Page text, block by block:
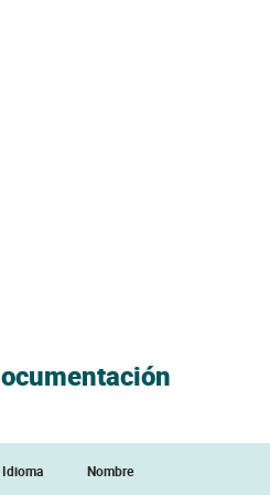
documentación
Idioma Nombre